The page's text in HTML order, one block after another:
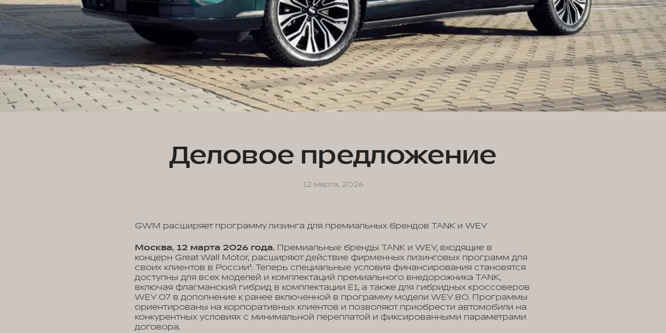
Деловое предложение
12 марта, 2026
GWM расширяет программу лизинга для премиальных брендов TANK и WEY
Москва, 12 марта 2026 года. Премиальные бренды TANK и WEY, входящие в
концерн Great Wall Motor, расширяют действие фирменных лизинговых программ для
своих клиентов в России¹. Теперь специальные условия финансирования становятся
доступны для всех моделей и комплектаций премиального внедорожника TANK,
включая флагманский гибрид в комплектации E1, а также для гибридных кроссоверов
WEY 07 в дополнение к ранее включенной в программу модели WEY 80. Программы
ориентированы на корпоративных клиентов и позволяют приобрести автомобили на
конкурентных условиях с минимальной переплатой и фиксированными параметрами
договора.